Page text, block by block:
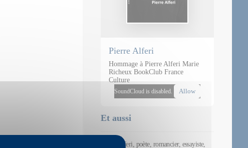
Pierre Alferi
Hommage à Pierre Alferi Marie
Richeux BookClub France
Culture
SoundCloud is disabled. Allow
Et aussi
Pierre Alferi, poète, romancier, essayiste,